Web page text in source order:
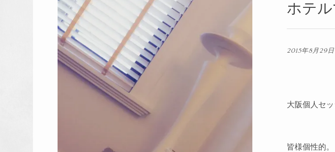
ホテ
2015年8月29日
大阪個人セッ
皆様個性的。